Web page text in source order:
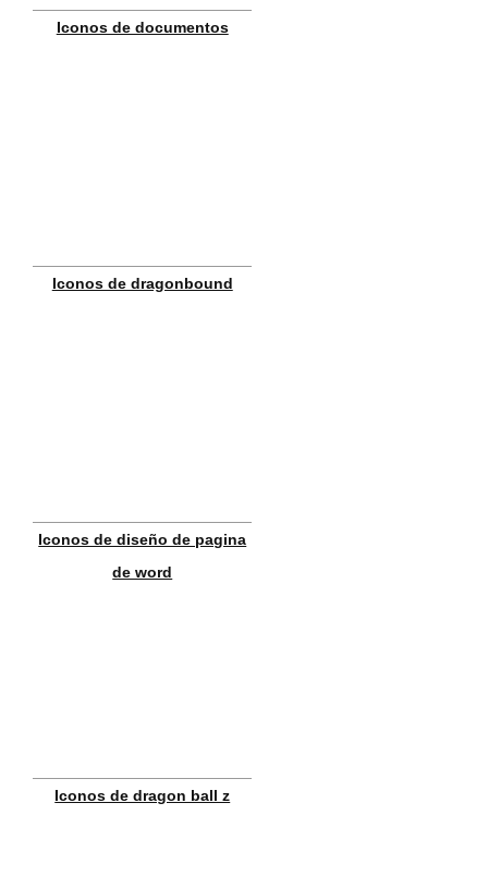
Iconos de documentos
Iconos de dragonbound
Iconos de diseño de pagina
de word
Iconos de dragon ball z